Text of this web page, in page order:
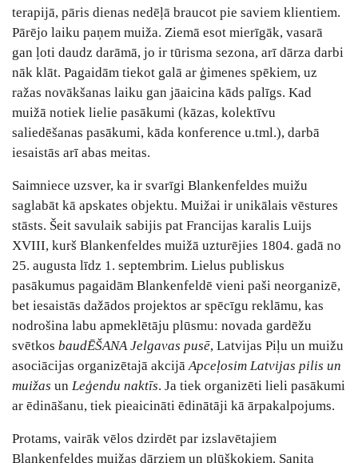
terapijā, pāris dienas nedēļā braucot pie saviem klientiem.
Pārējo laiku paņem muiža. Ziemā esot mierīgāk, vasarā
gan ļoti daudz darāmā, jo ir tūrisma sezona, arī dārza darbi
nāk klāt. Pagaidām tiekot galā ar ģimenes spēkiem, uz
ražas novākšanas laiku gan jāaicina kāds palīgs. Kad
muižā notiek lielie pasākumi (kāzas, kolektīvu
saliedēšanas pasākumi, kāda konference u.tml.), darbā
iesaistās arī abas meitas.
Saimniece uzsver, ka ir svarīgi Blankenfeldes muižu
saglabāt kā apskates objektu. Muižai ir unikālais vēstures
stāsts. Šeit savulaik sabijis pat Francijas karalis Luijs
XVIII, kurš Blankenfeldes muižā uzturējies 1804. gadā no
25. augusta līdz 1. septembrim. Lielus publiskus
pasākumus pagaidām Blankenfeldē vieni paši neorganizē,
bet iesaistās dažādos projektos ar spēcīgu reklāmu, kas
nodrošina labu apmeklētāju plūsmu: novada gardēžu
svētkos baudĒŠANA Jelgavas pusē, Latvijas Piļu un muižu
asociācijas organizētajā akcijā Apceļosim Latvijas pilis un
muižas un Leģendu naktīs. Ja tiek organizēti lieli pasākumi
ar ēdināšanu, tiek pieaicināti ēdinātāji kā ārpakalpojums.
Protams, vairāk vēlos dzirdēt par izslavētajiem
Blankenfeldes muižas dārziem un plūškokiem. Sanita